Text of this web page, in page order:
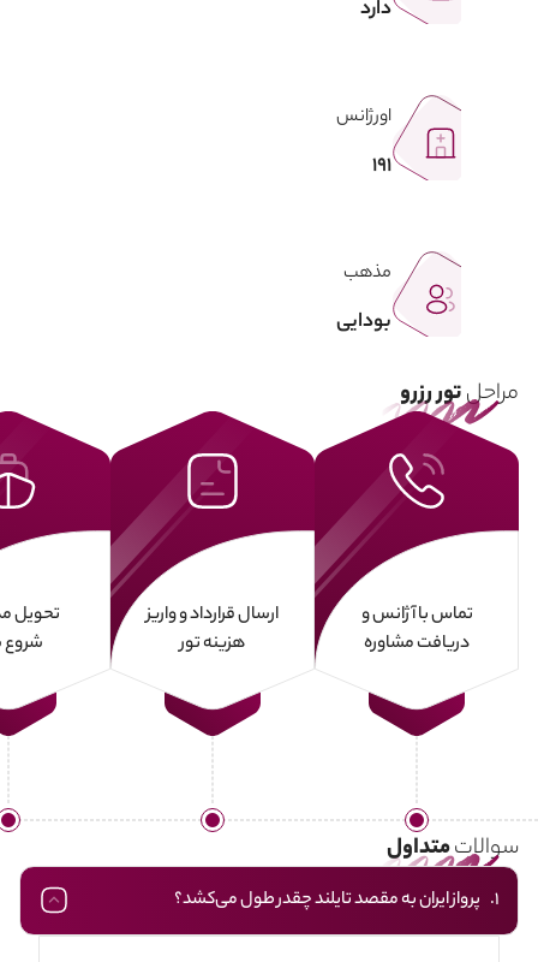
دارد
اورژانس
191
مذهب
بودایی
مراحلتور رزرو
تماس با آژانس و
دریافت مشاوره
ارسال قرارداد و واریز
هزینه تور
تحویل
شروع
سوالاتمتداول
1. پرواز ایران به مقصد تایلند چقدر طول می‎کشد؟